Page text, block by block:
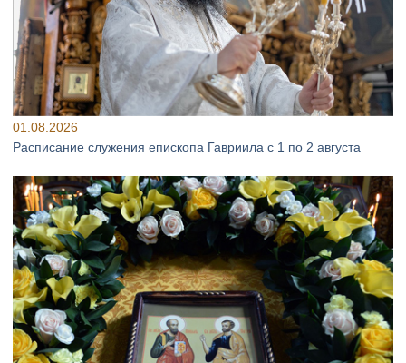
01.08.2026
Расписание служения епископа Гавриила с 1 по 2 августа